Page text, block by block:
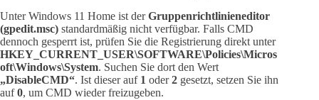
Unter Windows 11 Home ist derGruppenrichtlinieneditor
(gpedit.msc) standardmäßig nicht verfügbar. Falls CMD
dennoch gesperrt ist, prüfen Sie die Registrierung direkt unter
HKEY_CURRENT_USER\SOFTWARE\Policies\Micros
oft\Windows\System. Suchen Sie dort den Wert
„DisableCMD“. Ist dieser auf 1 oder2 gesetzt, setzen Sie ihn
auf0, um CMD wieder freizugeben.